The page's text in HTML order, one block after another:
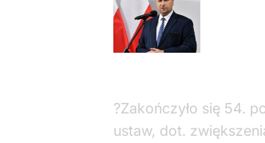
?️Zakończyło się 54.
ustaw, dot.